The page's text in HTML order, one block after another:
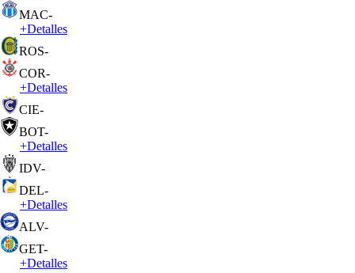
MAC-
+Detalles
ROS-
COR-
+Detalles
CIE-
BOT-
+Detalles
IDV-
DEL-
+Detalles
ALV-
GET-
+Detalles